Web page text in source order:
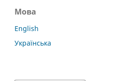
Мова
English
Українська